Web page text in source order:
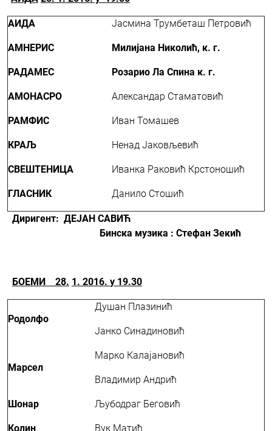
АИДА Јасмина Трумбеташ Петровић
АМНЕРИС Милијана Николић, к. г.
РАДАМЕС Розарио Ла Спина к. г.
АМОНАСРО Александар Стаматовић
РАМФИС Иван Томашев
КРАЉ Ненад Јаковљевић
СВЕШТЕНИЦА Иванка Раковић Крстоношић
ГЛАСНИК Данило Стошић
Диригент: ДЕЈАН САВИЋ
Бинска музика : Стефан Зекић
БОЕМИ 28. 1. 2016. у 19.30
Родолфо
Душан Плазинић
Јанко Синадиновић
Марсел
Марко Калајановић
Владимир Андрић
Шонар Љубодраг Беговић
Колин Вук Матић